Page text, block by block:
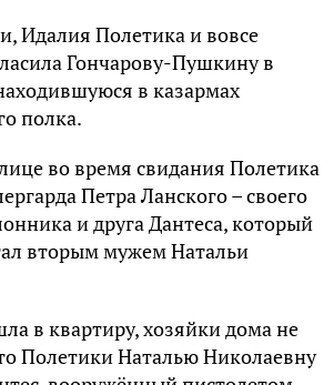
Идалия Полетика и вовсе
Гончарову-Пушкину в
в казармах
полка.
во время свидания Полетика
Петра Ланского – своего
и друга Дантеса, который
вторым мужем Натальи
в квартиру, хозяйки дома не
Полетики Наталью Николаевну